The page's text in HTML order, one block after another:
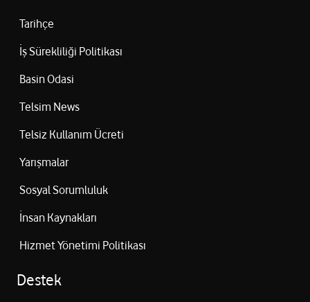
Tarihçe
İş Sürekliliği Politikası
Basin Odasi
Telsim News
Telsiz Kullanım Ücreti
Yarışmalar
Sosyal Sorumluluk
İnsan Kaynakları
Hizmet Yönetimi Politikası
Destek